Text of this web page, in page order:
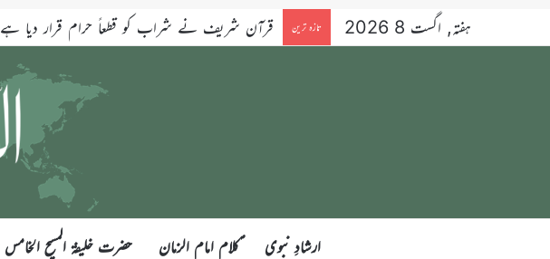
ہفتہ, اگست 8 2026 تازہ ترین قرآن شریف نے شراب کو قطعاً حرام قرار دیا ہے
ارشادِ نبوی ؑکلام امام الزمان حضرت خلیفۃ المسیح الخامس